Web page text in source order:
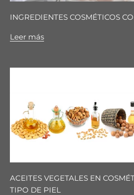
INGREDIENTES COSMÉTICOS
Leer más
ACEITES VEGETALES EN
TIPO DE PIEL